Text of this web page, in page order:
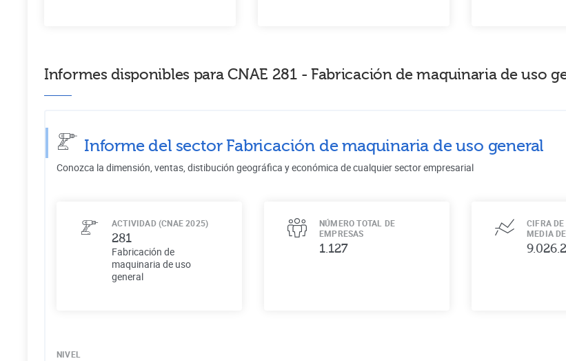
Informes disponibles para CNAE 281 - Fabricación de maquinaria de uso
Informe del sector Fabricación de maquinaria de uso general
Conozca la dimensión, ventas, distibución geográfica y económica de cualquier sector empresarial
ACTIVIDAD (CNAE 2025)
281
Fabricación de
maquinaria de uso
general
NÚMERO TOTAL DE
EMPRESAS
1.127
CIFRA DE
MEDIA
NIVEL